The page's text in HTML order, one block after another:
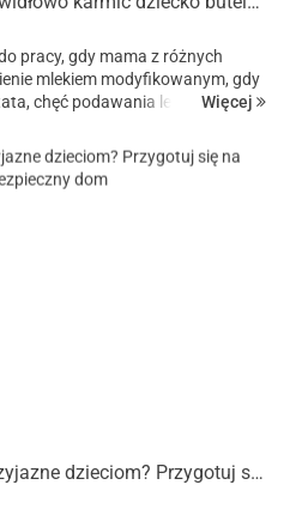
pracy, gdy mama z różnych
mlekiem modyfikowanym, gdy
chęć podawania leków dziecku
Więcej
Jak urządzić mieszkanie przyjazne dzieciom? Przygotuj się na narodziny dziecka i zaaranżuj bezpieczny dom